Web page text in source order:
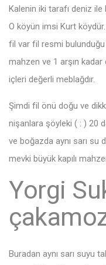
Kalenin iki tarafı deniz ile
O köyün imsi Kurt köydür.
fil var fil resmi bulunduğu
mahzen ve 1 arşın kadar
içleri değerli meblağdır.
Şimdi fil önü doğu ve
nişanlara şöyleki ( : ) 20
ve boğazda aynı sarı
mevki büyük kapılı
Yorgi
Buradan aynı sarı suyu